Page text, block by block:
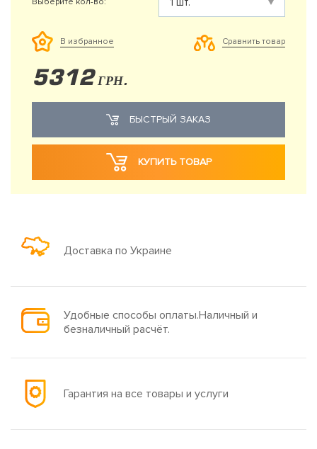
В избранное Сравнить товар
5312 ГРН.
БЫСТРЫЙ ЗАКАЗ
КУПИТЬ ТОВАР
Доставка по Украине
Удобные способы оплаты.Наличный и
безналичный расчёт.
Гарантия на все товары и услуги